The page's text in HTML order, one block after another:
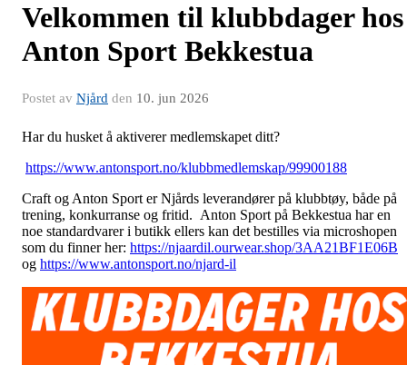
Velkommen til klubbdager hos
Anton Sport Bekkestua
Postet av Njård den 10. jun 2026
Har du husket å aktiverer medlemskapet ditt?
https://www.antonsport.no/klubbmedlemskap/99900188
Craft og Anton Sport er Njårds leverandører på klubbtøy, både på
trening, konkurranse og fritid. Anton Sport på Bekkestua har en
noe standardvarer i butikk ellers kan det bestilles via microshopen
som du finner her: https://njaardil.ourwear.shop/3AA21BF1E06B
og https://www.antonsport.no/njard-il